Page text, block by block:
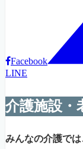
Facebook
LINE
介護施設・
みんなの介護で